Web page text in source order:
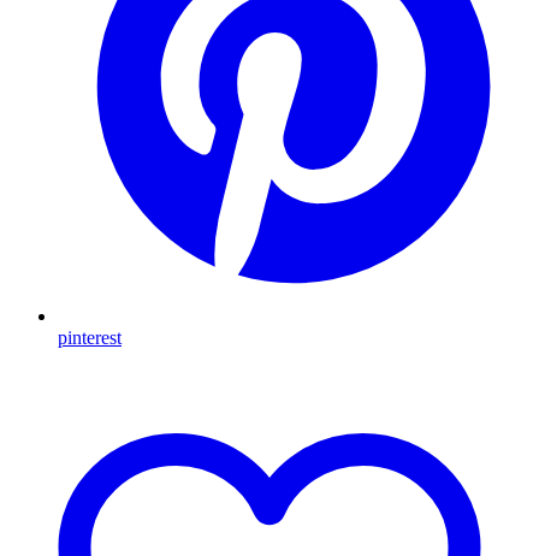
pinterest